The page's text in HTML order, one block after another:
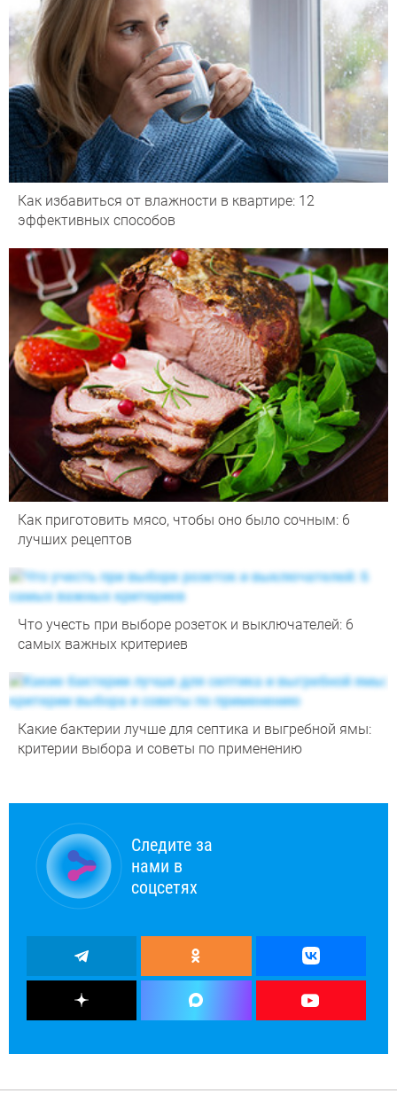
Как избавиться от влажности в квартире: 12
эффективных способов
Как приготовить мясо, чтобы оно было сочным: 6
лучших рецептов
Что учесть при выборе розеток и выключателей: 6
самых важных критериев
Какие бактерии лучше для септика и выгребной ямы:
критерии выбора и советы по применению
Следите за
нами в
соцсетях